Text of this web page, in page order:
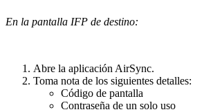
En la pantalla IFP de destino:
Abre la aplicación AirSync.
Toma nota de los siguientes detalles:
Código de pantalla
Contraseña de un solo uso